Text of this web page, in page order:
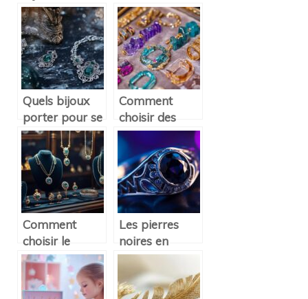
personnalisés
tendance pour
sublimer les
femmes
maman et son
enfant ?
Quels bijoux
porter pour se
rendre dans un
événement
Heroic Fantasy
?
Comment
choisir des
bijoux en
résine pour
sublimer votre
style
Comment
choisir le
cadeau bijoux
femme parfait
pour chaque
Les pierres
noires en
bijouterie : un
mysterieux
pouvoir